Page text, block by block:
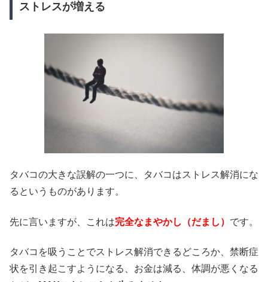
ストレスが増える
タバコの大きな誤解の一つに、タバコはストレス解消にな
るというものがあります。
先に言いますが、これは完全なまやかし（だまし） です。
タバコを吸うことでストレス解消できるどころか、禁断症
状を引き起こすようになる、お金は減る、体調が悪くなる